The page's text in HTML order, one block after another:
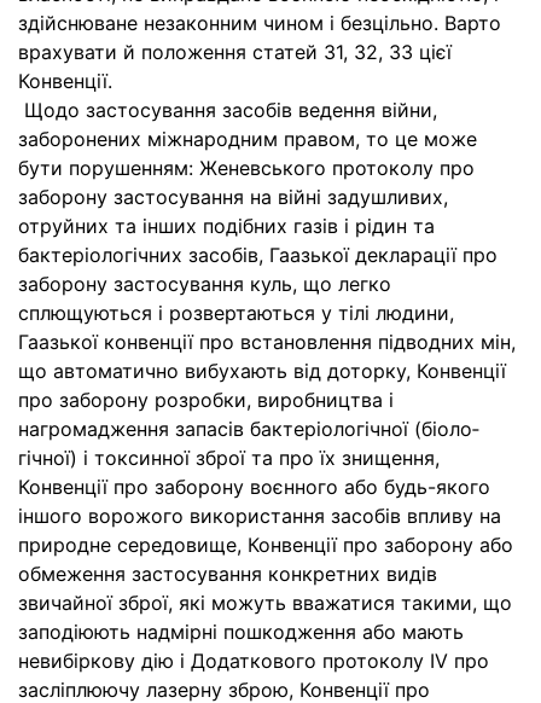
здійснюване незаконним чином і безцільно. Варто
врахувати й положення статей 31, 32, 33 цієї
Конвенції.
Щодо застосування засобів ведення війни,
заборонених міжнародним правом, то це може
бути порушенням: Женевського протоколу про
заборону застосування на війні задушливих,
отруйних та інших подібних газів і рідин та
бактеріологічних засобів, Гаазької декларації про
заборону застосу­вання куль, що легко
сплющуються і розвертаються у тілі людини,
Гаазької конвенції про встановлення підводних мін,
що автоматично вибухають від доторку, Конвенції
про заборону розробки, виробництва і
нагромадження запасів бактеріологічної (біоло­
гічної) і токсинної зброї та про їх знищення,
Конвенції про заборону воєнного або будь-якого
іншого ворожого використання засобів впливу на
природне середовище, Конвенції про заборону або
обмеження застосування конкретних видів
звичайної зброї, які можуть вважатися такими, що
заподіюють надмірні пошкодження або мають
невибіркову дію і Додаткового протоколу ІV про
засліплюючу лазерну зброю, Конвенції про